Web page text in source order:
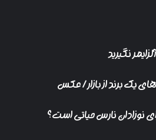
نگیرید
یک برند از بازار/ عکس
نوزادان نارس حیاتی است؟